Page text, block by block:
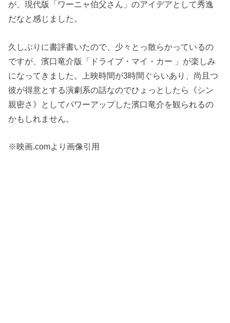
が、現代版「ワーニャ伯父さん」のアイデアとして秀逸
だなと感じました。
久しぶりに書評書いたので、少々とっ散らかっているの
ですが、濱口竜介版「ドライブ・マイ・カー 」が楽しみ
になってきました。上映時間が3時間ぐらいあり、尚且つ
彼が得意とする演劇系の話なのでひょっとしたら《シン
親密さ》としてパワーアップした濱口竜介を観られるの
かもしれません。
※映画.comより画像引用